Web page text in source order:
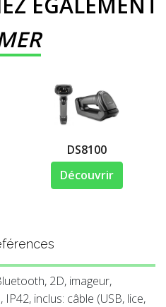
DS8100
Découvrir
2D, imageur,
inclus: câble (USB, lice,